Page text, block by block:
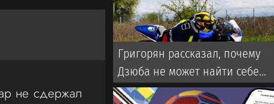
не сдержал
Григорян рассказал, почему
Дзюба не может найти себе
команду в РПЛ